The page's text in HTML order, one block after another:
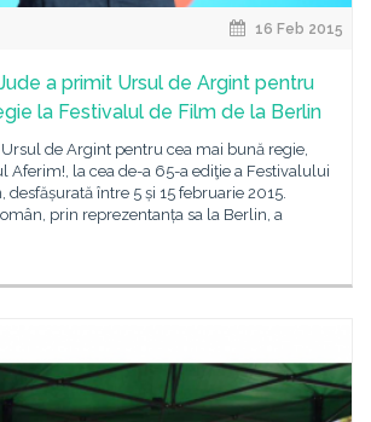
16 Feb 2015
a primit Ursul de Argint pentru
la Festivalul de Film de la Berlin
de Argint pentru cea mai bună regie,
Aferim!, la cea de-a 65-a ediţie a Festivalului
între 5 și 15 februarie 2015.
prin reprezentanța sa la Berlin, a